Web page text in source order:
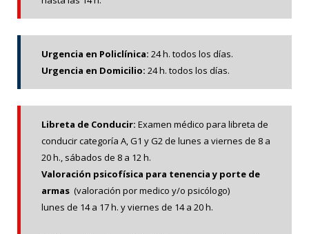
Urgencia en Policlínica: 24 h. todos los días.
Urgencia en Domicilio: 24 h. todos los días.
Libreta de Conducir: Examen médico para libreta de
conducir categoría A, G1 y G2 de lunes a viernes de 8 a
20 h., sábados de 8 a 12 h.
Valoración psicofísica para tenencia y porte de
armas (valoración por medico y/o psicólogo)
lunes de 14 a 17 h. yviernes de 14 a 20 h.